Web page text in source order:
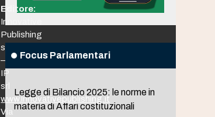
Focus Parlamentari
Legge di Bilancio 2025: le norme in
materia di Affari costituzionali
Editore:
Innovative
Publishing
srl
–
IP
srl
www.innovativepublishing.it
Via